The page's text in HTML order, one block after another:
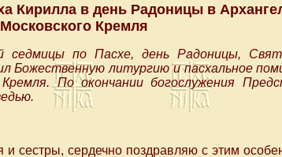
Кирилла в день Радоницы в
Московского Кремля
седмицы по Пасхе, день Радоницы,
Божественную литургию и пасхальное
По окончании богослужения
и сестры, сердечно поздравляю с этим